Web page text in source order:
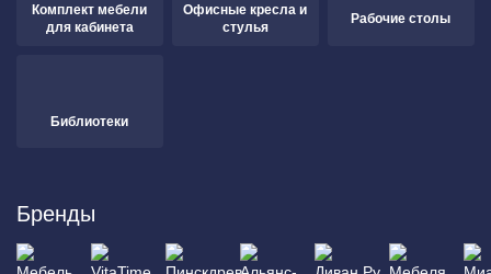
Комплект мебели
для кабинета
Офисные кресла и
стулья
Рабочие столы
Библиотеки
Бренды